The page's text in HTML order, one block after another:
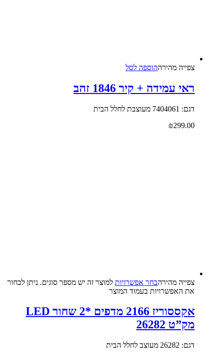
צפייה‬ ‫מהירה‬הוספה לסל
ראי עמידה + קיר 1846 זהב
דגם: 7404061 מעוצבת לחלל הבית
₪299.00
צפייה‬ ‫מהירה‬בחר אפשרויות למוצר זה יש מספר סוגים. ניתן לבחור
את האפשרויות בעמוד המוצר
אקססוריז 2166 מדפים *2 שחור LED
מק”ט 26282
דגם: 26282 מעוצב לחלל הבית